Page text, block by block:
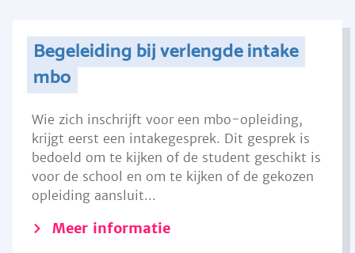
Begeleiding bij verlengde intake
mbo
Wie zich inschrijft voor een mbo-opleiding,
krijgt eerst een intakegesprek. Dit gesprek is
bedoeld om te kijken of de student geschikt is
voor de school en om te kijken of de gekozen
opleiding aansluit...
Meer informatie